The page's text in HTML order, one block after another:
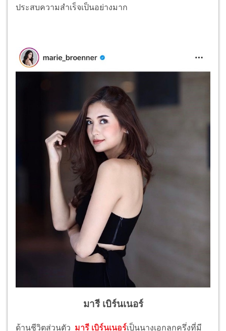
ประสบความสำเร็จเป็นอย่างมาก
มารี เบิร์นเนอร์
ด้านชีวิตส่วนตัว มารี เบิร์นเนอร์เป็นนางเอกลูกครึ่งที่มี